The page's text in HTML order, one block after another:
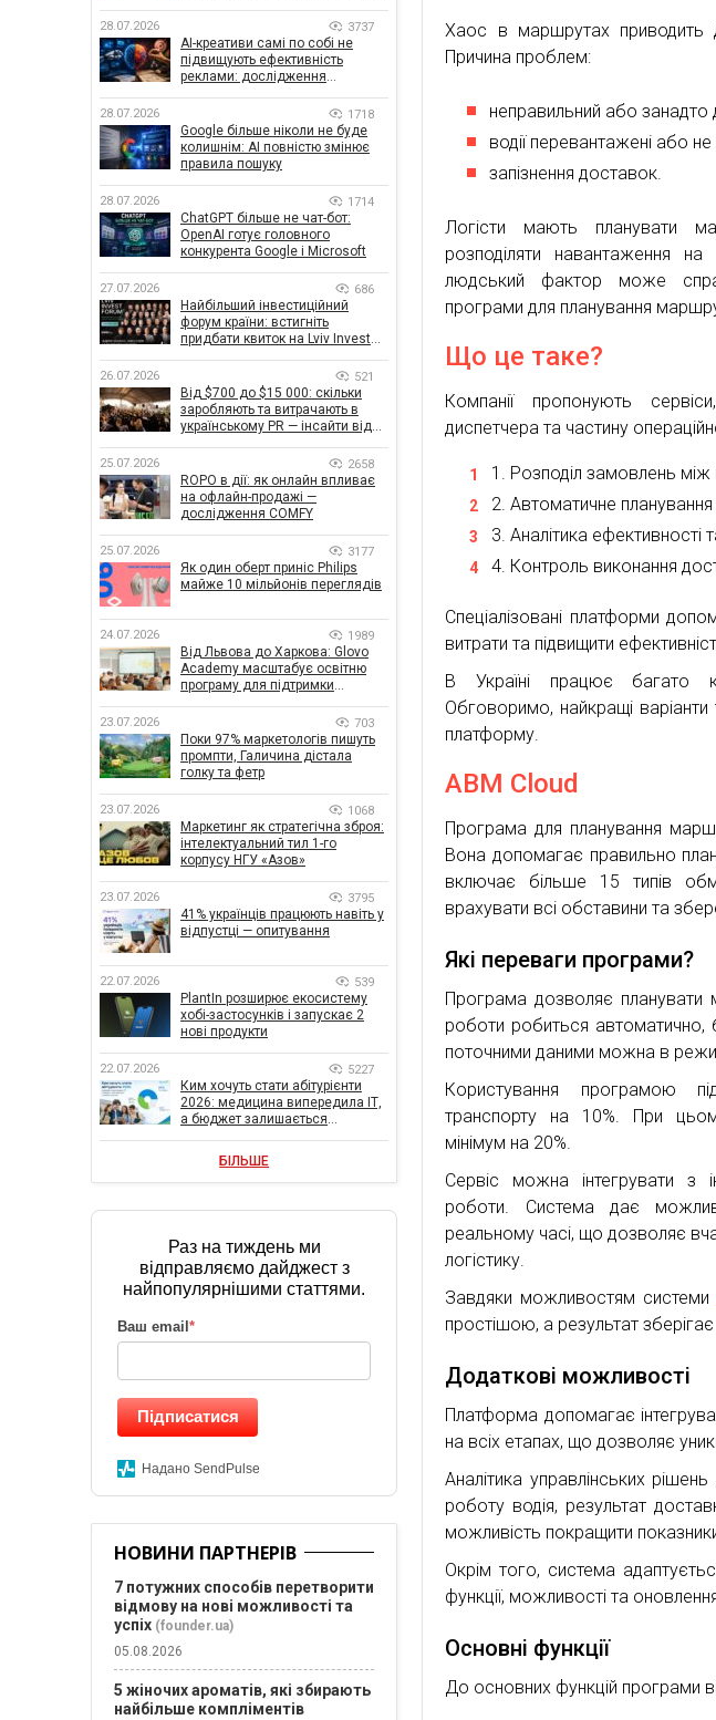
Хаос в маршрутах приводить
Причина проблем:
неправильний або
водії перевантажені або
запізнення доставок.
Логісти мають планувати
розподіляти навантаження
людський фактор може
програми для планування
Що це таке?
Компанії пропонують
диспетчера та частину
Розподіл замовлень між
Автоматичне
Аналітика ефективності
Контроль виконання
Спеціалізовані платформи
витрати та підвищити
В Україні працює багато
Обговоримо, найкращі
платформу.
ABM Cloud
Програма для планування
Вона допомагає правильно
включає більше 15 типів
врахувати всі обставини та
Які переваги програми?
Програма дозволяє планувати
роботи робиться
поточними даними можна в
Користування програмою
транспорту на 10%. При
мінімум на 20%.
Сервіс можна інтегрувати з
роботи. Система дає
реальному часі, що дозволяє
логістику.
Завдяки можливостям системи
простішою, а результат
Додаткові можливості
Платформа допомагає
на всіх етапах, що дозволяє
Аналітика управлінських
роботу водія, результат
можливість покращити
Окрім того, система
функції, можливості та
Основні функції
До основних функцій програми
28.07.2026 3737
AI-креативи самі по собі не
підвищують ефективність
реклами: дослідження
впливає на ефективність
кампаній
28.07.2026 1718
Google більше ніколи не буде
колишнім: AI повністю змінює
правила пошуку
28.07.2026 1714
ChatGPT більше не чат-бот:
OpenAI готує головного
конкурента Google і Microsoft
27.07.2026 686
Найбільший інвестиційний
форум країни: встигніть
придбати квиток на Lviv Invest
26.07.2026 521
Від $700 до $15 000: скільки
заробляють та витрачають в
українському PR — інсайти від
25.07.2026 2658
ROPO в дії: як онлайн впливає
на офлайн-продажі —
дослідження COMFY
25.07.2026 3177
Як один оберт приніс Philips
майже 10 мільйонів переглядів
24.07.2026 1989
Від Львова до Харкова: Glovo
Academy масштабує освітню
програму для підтримки
23.07.2026 703
Поки 97% маркетологів пишуть
промпти, Галичина дістала
голку та фетр
23.07.2026 1068
Маркетинг як стратегічна зброя:
інтелектуальний тил 1-го
корпусу НГУ «Азов»
23.07.2026 3795
41% українців працюють навіть у
відпустці — опитування
22.07.2026 539
PlantIn розширює екосистему
хобі-застосунків і запускає 2
нові продукти
22.07.2026 5227
Ким хочуть стати абітурієнти
2026: медицина випередила ІТ,
а бюджет залишається
БІЛЬШЕ
Раз на тиждень ми
відправляємо дайджест з
найпопулярнішими статтями.
Ваш email *
Підписатися
Надано SendPulse
НОВИНИ ПАРТНЕРІВ
7 потужних способів перетворити
відмову на нові можливості та
успіх (founder.ua)
05.08.2026
5 жіночих ароматів, які збирають
найбільше компліментів